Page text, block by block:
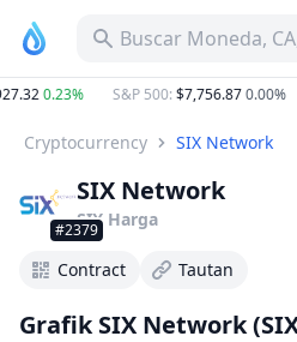
Buscar Moneda,
0.23% S&P 500:$7,756.870.00%
Cryptocurrency SIX Network
#2379
SIX Network
SIX Harga
Contract Tautan
Grafik SIX Network